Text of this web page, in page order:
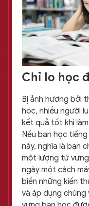
Chỉ lo học
Bị ảnh hương bởi
học, nhiều người
kết quả tốt khi
Nếu bạn học
này, nghĩa là bạn
một lượng từ
ngày một cách
biến những kiến
và áp dụng